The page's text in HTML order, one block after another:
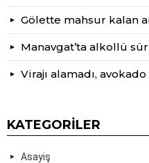
Gölette mahsur kalan
Manavgat’ta alkollü
Virajı alamadı,
KATEGORILER
Asayiş